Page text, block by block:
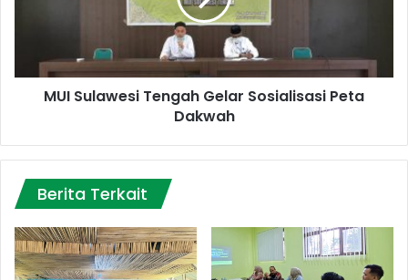
MUI Sulawesi Tengah Gelar Sosialisasi Peta
Dakwah
Berita Terkait